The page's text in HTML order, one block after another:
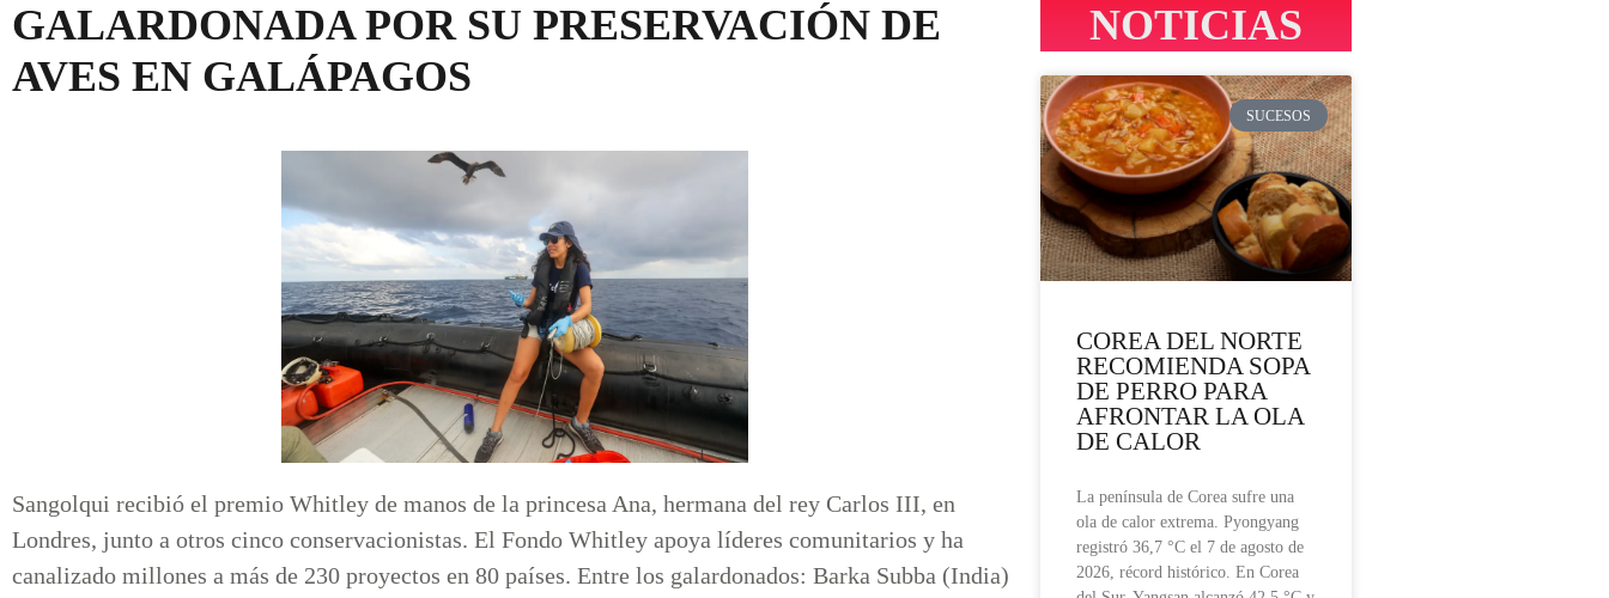
GALARDONADA POR SU PRESERVACIÓN DE
AVES EN GALÁPAGOS
Sangolqui recibió el premio Whitley de manos de la princesa Ana, hermana del rey Carlos III, en
Londres, junto a otros cinco conservacionistas. El Fondo Whitley apoya líderes comunitarios y ha
canalizado millones a más de 230 proyectos en 80 países. Entre los galardonados: Barka Subba (India)
NOTICIAS
SUCESOS
COREA DEL NORTE
RECOMIENDA SOPA
DE PERRO PARA
AFRONTAR LA OLA
DE CALOR
La península de Corea sufre una
ola de calor extrema. Pyongyang
registró 36,7 °C el 7 de agosto de
2026, récord histórico. En Corea